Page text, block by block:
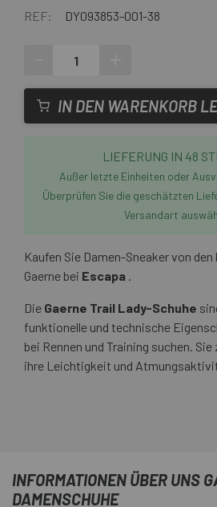
REF: DY093853-001-38
IN DEN WARENKORB
LIEFERUNG IN 48
Außer letzte Einheiten oder
Überprüfen Sie die geschätzten
Versandart
Kaufen Sie Damen-Sneaker von
Gaerne bei Escapa .
Die Gaerne Trail Lady-Schuhe
funktionelle und technische
bei Rennen und Training suchen.
ihre Leichtigkeit und
INFORMATIONEN ÜBER UNS
DAMENSCHUHE